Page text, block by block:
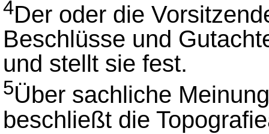
4Der oder die
Beschlüsse und
und stellt sie fest.
5Über sachliche
beschließt die